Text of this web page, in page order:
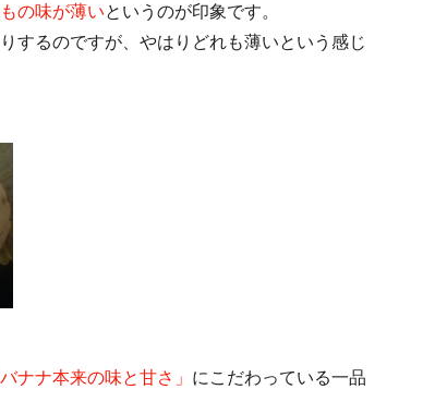
の味が薄いというのが印象です。
するのですが、やはりどれも薄いという感じ
バナナ本来の味と甘さ」 にこだわっている一品